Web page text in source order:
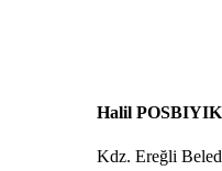
Halil POSBIYIK
Kdz. Ereğli